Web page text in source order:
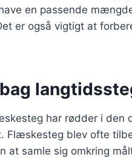
en passende
er også vigtigt at
har rødder i den
Flæskesteg blev ofte
at samle sig omkring